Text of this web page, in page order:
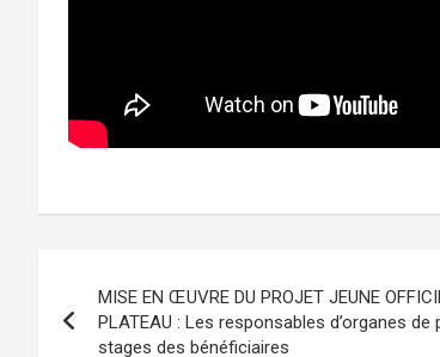
de
MISE EN ŒUVRE DU PROJET JEUNE
PLATEAU : Les responsables d’organes
stages des bénéficiaires